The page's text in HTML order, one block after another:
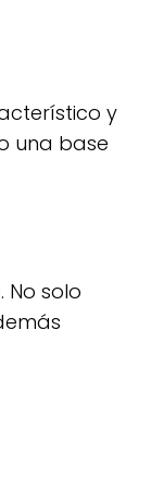
y
una base
solo